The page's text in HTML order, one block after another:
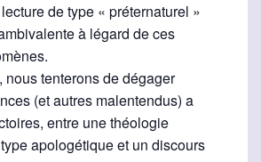
lecture de type « préternaturel »
à légard de ces
nous tenterons de dégager
(et autres malentendus) a
entre une théologie
apologétique et un discours